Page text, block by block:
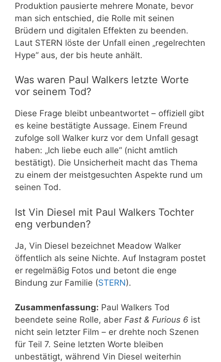
Produktion pausierte mehrere Monate, bevor
man sich entschied, die Rolle mit seinen
Brüdern und digitalen Effekten zu beenden.
Laut STERN löste der Unfall einen „regelrechten
Hype“ aus, der bis heute anhält.
Was waren Paul Walkers letzte Worte
vor seinem Tod?
Diese Frage bleibt unbeantwortet – offiziell gibt
es keine bestätigte Aussage. Einem Freund
zufolge soll Walker kurz vor dem Unfall gesagt
haben: „Ich liebe euch alle“ (nicht amtlich
bestätigt). Die Unsicherheit macht das Thema
zu einem der meistgesuchten Aspekte rund um
seinen Tod.
Ist Vin Diesel mit Paul Walkers Tochter
eng verbunden?
Ja, Vin Diesel bezeichnet Meadow Walker
öffentlich als seine Nichte. Auf Instagram postet
er regelmäßig Fotos und betont die enge
Bindung zur Familie (STERN).
Zusammenfassung: Paul Walkers Tod
beendete seine Rolle, aber Fast & Furious 6 ist
nicht sein letzter Film – er drehte noch Szenen
für Teil 7. Seine letzten Worte bleiben
unbestätigt, während Vin Diesel weiterhin